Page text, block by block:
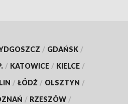
/ GDAŃSK /
/ KATOWICE / KIELCE /
/ ŁÓDŹ / OLSZTYN /
/ RZESZÓW /